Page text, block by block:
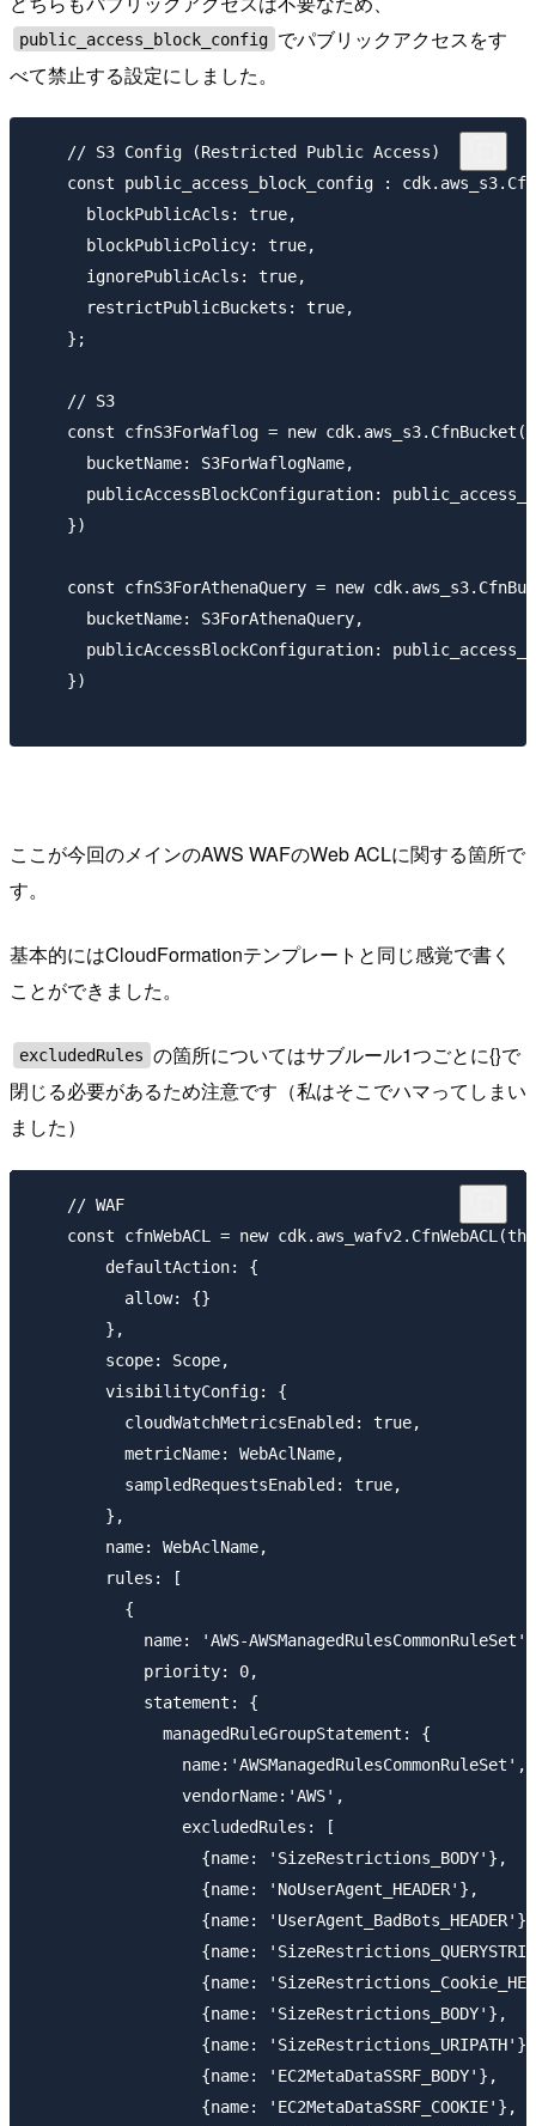
public_access_block_config でパブリックアクセスをす
べて禁止する設定にしました。
    // S3 Config (Restricted Public Access)
const public_access_block_config :
      blockPublicAcls: true,
      blockPublicPolicy: true,
      ignorePublicAcls: true,
      restrictPublicBuckets: true,
    };
    // S3
const cfnS3ForWaflog = new
      bucketName: S3ForWaflogName,
publicAccessBlockConfiguration:
    })
const cfnS3ForAthenaQuery = new
      bucketName: S3ForAthenaQuery,
publicAccessBlockConfiguration:
    })
ここが今回のメインのAWS WAFのWeb ACLに関する箇所で
す。
基本的にはCloudFormationテンプレートと同じ感覚で書く
ことができました。
excludedRules の箇所についてはサブルール1つごとに{}で
閉じる必要があるため注意です（私はそこでハマってしまい
ました）
    // WAF
const cfnWebACL = new
        defaultAction: {
          allow: {}
        },
        scope: Scope,
        visibilityConfig: {
          cloudWatchMetricsEnabled: true,
          metricName: WebAclName,
          sampledRequestsEnabled: true,
        },
        name: WebAclName,
        rules: [
          {
            name: 'AWS-AWSManagedRulesCommonRuleSet',
            priority: 0,
            statement: {
              managedRuleGroupStatement: {
                name:'AWSManagedRulesCommonRuleSet',
                vendorName:'AWS',
                excludedRules: [
                  {name: 'SizeRestrictions_BODY'},
                  {name: 'NoUserAgent_HEADER'},
                  {name: 'UserAgent_BadBots_HEADER'},
{name:
{name:
                  {name: 'SizeRestrictions_BODY'},
                  {name: 'SizeRestrictions_URIPATH'},
                  {name: 'EC2MetaDataSSRF_BODY'},
                  {name: 'EC2MetaDataSSRF_COOKIE'},